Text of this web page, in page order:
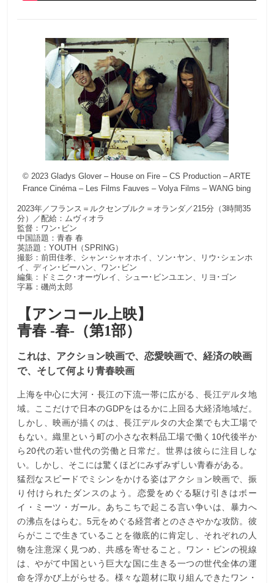
© 2023 Gladys Glover – House on Fire – CS Production – ARTE
France Cinéma – Les Films Fauves – Volya Films – WANG bing
2023年／フランス＝ルクセンブルク＝オランダ／215分（3時間35
分）／配給：ムヴィオラ
監督：ワン･ビン
中国語題：青春 春
英語題：YOUTH（SPRING）
撮影：前田佳孝、シャン･シャオホイ、ソン･ヤン、リウ･シェンホ
イ、ディン･ビーハン、ワン･ビン
編集：ドミニク･オーヴレイ、シュー･ビンユエン、リヨ･ゴン
字幕：磯尚太郎
【アンコール上映】
青春 -春-（第1部）
これは、アクション映画で、恋愛映画で、経済の映画
で、そして何より青春映画
上海を中心に大河・長江の下流一帯に広がる、長江デルタ地
域。ここだけで日本のGDPをはるかに上回る大経済地域だ。
しかし、映画が描くのは、長江デルタの大企業でも大工場で
もない。織里という町の小さな衣料品工場で働く10代後半か
ら20代の若い世代の労働と日常だ。世界は彼らに注目しな
い。しかし、そこには驚くほどにみずみずしい青春がある。
猛烈なスピードでミシンをかける姿はアクション映画で、振
り付けられたダンスのよう。恋愛をめぐる駆け引きはボー
イ・ミーツ・ガール。あちこちで起こる言い争いは、暴力へ
の沸点をはらむ。5元をめぐる経営者とのささやかな攻防。彼
らがここで生きていることを徹底的に肯定し、それぞれの人
物を注意深く見つめ、共感を寄せること。ワン・ビンの視線
は、やがて中国という巨大な国に生きる一つの世代全体の運
命を浮かび上がらせる。様々な題材に取り組んできたワン・